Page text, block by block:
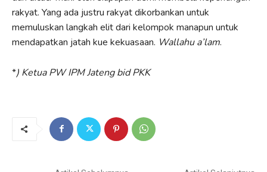
rakyat. Yang ada justru rakyat dikorbankan untuk
memuluskan langkah elit dari kelompok manapun untuk
mendapatkan jatah kue kekuasaan. Wallahu a’lam.
*) Ketua PW IPM Jateng bid PKK